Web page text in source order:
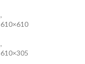
,
610×610
,
610×305